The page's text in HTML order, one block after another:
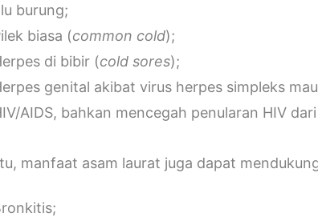
burung;
biasa (common cold);
di bibir (cold sores);
genital akibat virus herpes simpleks
AIDS, bahkan mencegah penularan HIV
manfaat asam laurat juga dapat